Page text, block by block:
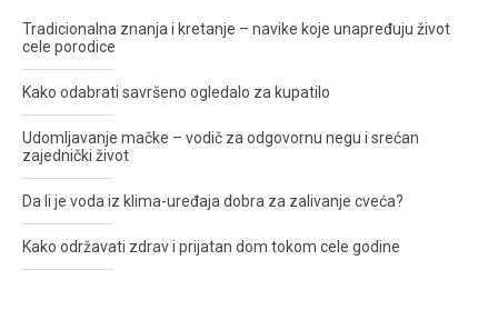
Tradicionalna znanja i kretanje – navike koje unapređuju život
cele porodice
Kako odabrati savršeno ogledalo za kupatilo
Udomljavanje mačke – vodič za odgovornu negu i srećan
zajednički život
Da li je voda iz klima-uređaja dobra za zalivanje cveća?
Kako održavati zdrav i prijatan dom tokom cele godine